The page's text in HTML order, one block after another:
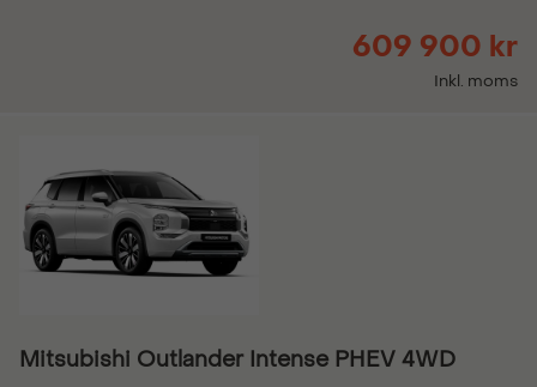
609 900 kr
Inkl. moms
Mitsubishi Outlander Intense PHEV 4WD